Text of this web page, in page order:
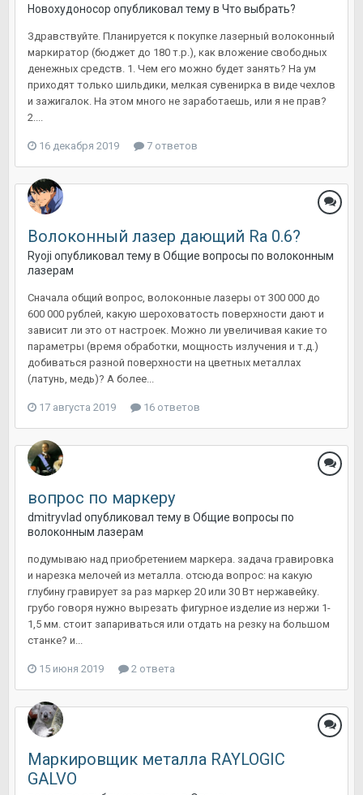
Новохудоносор опубликовал тему в Что выбрать?
Здравствуйте. Планируется к покупке лазерный волоконный
маркиратор (бюджет до 180 т.р.), как вложение свободных
денежных средств. 1. Чем его можно будет занять? На ум
приходят только шильдики, мелкая сувенирка в виде чехлов
и зажигалок. На этом много не заработаешь, или я не прав?
2....
16 декабря 2019 7 ответов
Волоконный лазер дающий Ra 0.6?
Ryoji опубликовал тему в Общие вопросы по волоконным
лазерам
Сначала общий вопрос, волоконные лазеры от 300 000 до
600 000 рублей, какую шероховатость поверхности дают и
зависит ли это от настроек. Можно ли увеличивая какие то
параметры (время обработки, мощность излучения и т.д.)
добиваться разной поверхности на цветных металлах
(латунь, медь)? А более...
17 августа 2019 16 ответов
вопрос по маркеру
dmitryvlad опубликовал тему в Общие вопросы по
волоконным лазерам
подумываю над приобретением маркера. задача гравировка
и нарезка мелочей из металла. отсюда вопрос: на какую
глубину гравирует за раз маркер 20 или 30 Вт нержавейку.
грубо говоря нужно вырезать фигурное изделие из нержи 1-
1,5 мм. стоит запариваться или отдать на резку на большом
станке? и...
15 июня 2019 2 ответа
Маркировщик металла RAYLOGIC
GALVO